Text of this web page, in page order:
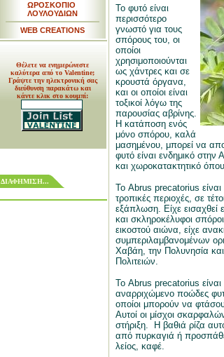
ΩΡΟΣΚΟΠΙΟ
ΛΟΥΛΟΥΔΙΩΝ
WEB CREATIONS
Θέλετε να ενημερώνεστε
καλύτερα από το Valentine;
Γράψτε την ηλεκτρονική σας
διεύθυνση παρακάτω και
κάντε κλικ στο κουμπί:
ΔΙΑΦΗΜΙΣΗ...
Το φυτό είναι
περισσότερο
γνωστό για τους
σπόρους του, οι
οποίοι
χρησιμοποιούνται
ως χάντρες και σε
κρουστά όργανα,
και οι οποίοι είναι
τοξικοί λόγω της
παρουσίας αβρίνης.
Η κατάποση ενός
μόνο σπόρου, καλά
μασημένου, μπορεί να
φυτό είναι ενδημικό στην
και χωροκατακτητικό όπου
Το Abrus precatorius είναι
τροπικές περιοχές, σε
εξάπλωση. Είχε εισαχθεί
και σκληροκέλυφοι
εικοστού αιώνα, είχε
συμπεριλαμβανομένων
Χαβάη, την Πολυνησία
Πολιτειών.
Το Abrus precatorius
αναρριχώμενο ποώδες
οποίοι μπορούν να
Αυτοί οι μίσχοι
στήριξη. Η βαθιά ρίζα
από πυρκαγιά ή
λείος, καφέ.